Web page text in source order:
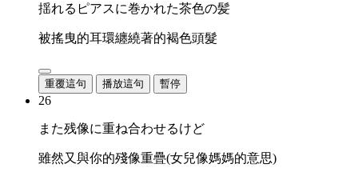
揺れるピアスに巻かれた茶色の髪
被搖曳的耳環纏繞著的褐色頭髮
重覆這句 播放這句 暫停
26
また残像に重ね合わせるけど
雖然又與你的殘像重疊(女兒像媽媽的意思)